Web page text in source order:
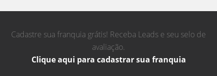
Cadastre sua franquia grátis! Receba Leads e seu selo de
avaliação.
Clique aqui para cadastrar sua franquia